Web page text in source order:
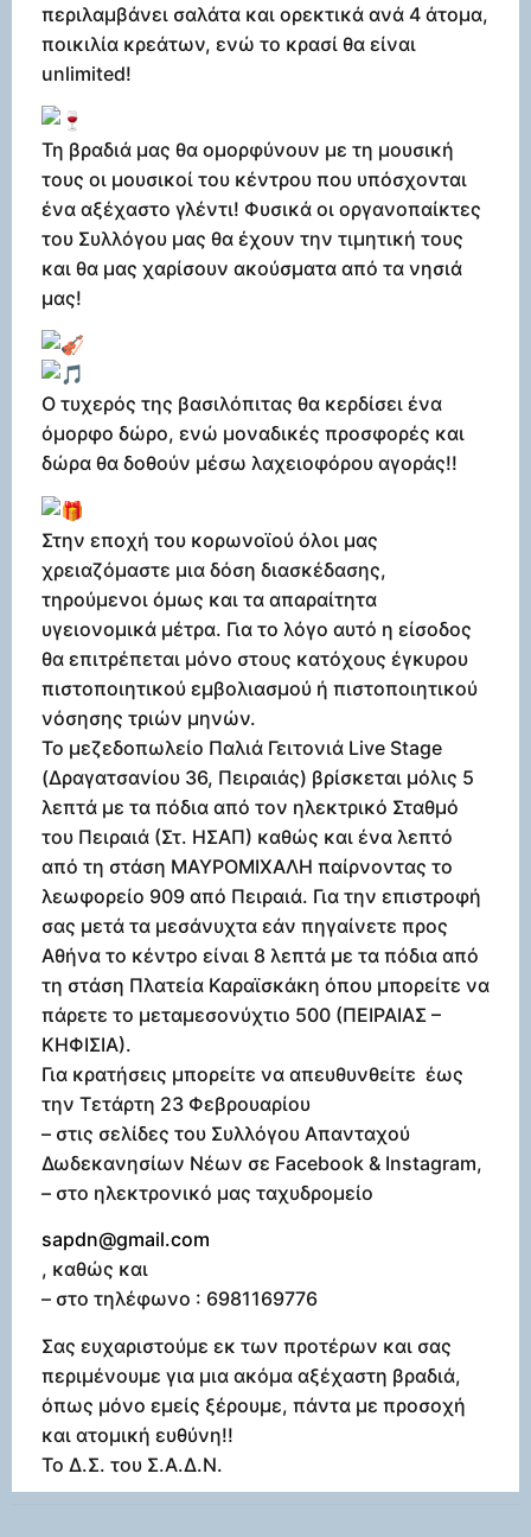
περιλαμβάνει σαλάτα και ορεκτικά ανά 4 άτομα,
ποικιλία κρεάτων, ενώ το κρασί θα είναι
unlimited!
Τη βραδιά μας θα ομορφύνουν με τη μουσική
τους οι μουσικοί του κέντρου που υπόσχονται
ένα αξέχαστο γλέντι! Φυσικά οι οργανοπαίκτες
του Συλλόγου μας θα έχουν την τιμητική τους
και θα μας χαρίσουν ακούσματα από τα νησιά
μας!
Ο τυχερός της βασιλόπιτας θα κερδίσει ένα
όμορφο δώρο, ενώ μοναδικές προσφορές και
δώρα θα δοθούν μέσω λαχειοφόρου αγοράς!!
Στην εποχή του κορωνοϊού όλοι μας
χρειαζόμαστε μια δόση διασκέδασης,
τηρούμενοι όμως και τα απαραίτητα
υγειονομικά μέτρα. Για το λόγο αυτό η είσοδος
θα επιτρέπεται μόνο στους κατόχους έγκυρου
πιστοποιητικού εμβολιασμού ή πιστοποιητικού
νόσησης τριών μηνών.
Το μεζεδοπωλείο Παλιά Γειτονιά Live Stage
(Δραγατσανίου 36, Πειραιάς) βρίσκεται μόλις 5
λεπτά με τα πόδια από τον ηλεκτρικό Σταθμό
του Πειραιά (Στ. ΗΣΑΠ) καθώς και ένα λεπτό
από τη στάση ΜΑΥΡΟΜΙΧΑΛΗ παίρνοντας το
λεωφορείο 909 από Πειραιά. Για την επιστροφή
σας μετά τα μεσάνυχτα εάν πηγαίνετε προς
Αθήνα το κέντρο είναι 8 λεπτά με τα πόδια από
τη στάση Πλατεία Καραϊσκάκη όπου μπορείτε να
πάρετε το μεταμεσονύχτιο 500 (ΠΕΙΡΑΙΑΣ –
ΚΗΦΙΣΙΑ).
Για κρατήσεις μπορείτε να απευθυνθείτε έως
την Τετάρτη 23 Φεβρουαρίου
– στις σελίδες του Συλλόγου Απανταχού
Δωδεκανησίων Νέων σε Facebook & Instagram,
– στο ηλεκτρονικό μας ταχυδρομείο
sapdn@gmail.com
, καθώς και
– στο τηλέφωνο : 6981169776
Σας ευχαριστούμε εκ των προτέρων και σας
περιμένουμε για μια ακόμα αξέχαστη βραδιά,
όπως μόνο εμείς ξέρουμε, πάντα με προσοχή
και ατομική ευθύνη!!
Το Δ.Σ. του Σ.Α.Δ.Ν.